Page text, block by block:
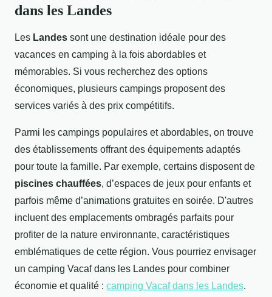
dans les Landes
Les Landes sont une destination idéale pour des
vacances en camping à la fois abordables et
mémorables. Si vous recherchez des options
économiques, plusieurs campings proposent des
services variés à des prix compétitifs.
Parmi les campings populaires et abordables, on trouve
des établissements offrant des équipements adaptés
pour toute la famille. Par exemple, certains disposent de
piscines chauffées, d’espaces de jeux pour enfants et
parfois même d’animations gratuites en soirée. D'autres
incluent des emplacements ombragés parfaits pour
profiter de la nature environnante, caractéristiques
emblématiques de cette région. Vous pourriez envisager
un camping Vacaf dans les Landes pour combiner
économie et qualité : camping Vacaf dans les Landes.